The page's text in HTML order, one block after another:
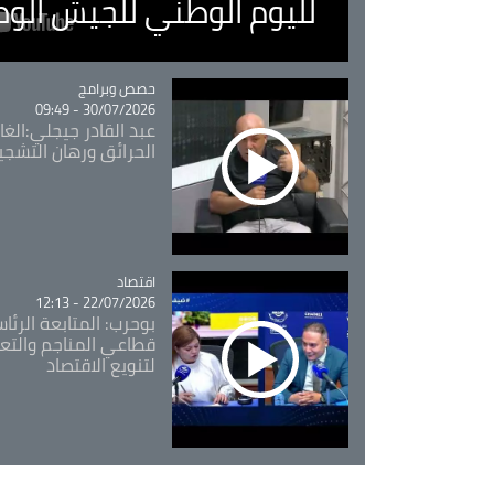
Catégorie
حصص وبرامج
30/07/2026 - 09:49
عبد القادر
الحرائق ورهان
Catégorie
اقتصاد
22/07/2026 - 12:13
بوحرب: المتابعة
قطاعي المناجم
لتنويع الاقتصاد